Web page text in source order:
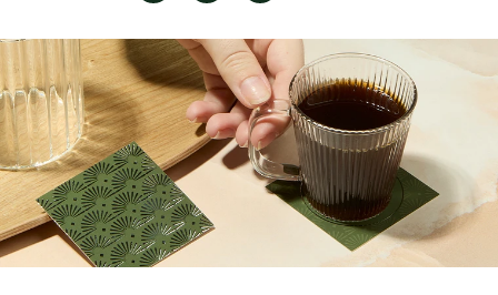
FacebookLinkedInTwitter